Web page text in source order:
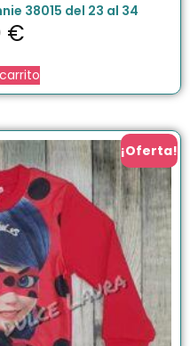
38015 del 23 al 34
€
¡Oferta!